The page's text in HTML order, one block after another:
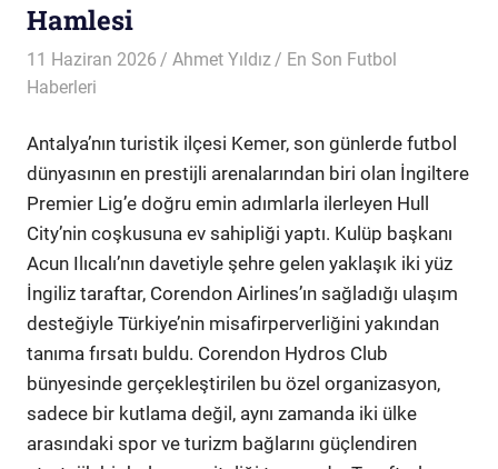
Hamlesi
11 Haziran 2026 Ahmet Yıldız
En Son Futbol
Haberleri
Antalya’nın turistik ilçesi Kemer, son günlerde futbol
dünyasının en prestijli arenalarından biri olan İngiltere
Premier Lig’e doğru emin adımlarla ilerleyen Hull
City’nin coşkusuna ev sahipliği yaptı. Kulüp başkanı
Acun Ilıcalı’nın davetiyle şehre gelen yaklaşık iki yüz
İngiliz taraftar, Corendon Airlines’ın sağladığı ulaşım
desteğiyle Türkiye’nin misafirperverliğini yakından
tanıma fırsatı buldu. Corendon Hydros Club
bünyesinde gerçekleştirilen bu özel organizasyon,
sadece bir kutlama değil, aynı zamanda iki ülke
arasındaki spor ve turizm bağlarını güçlendiren